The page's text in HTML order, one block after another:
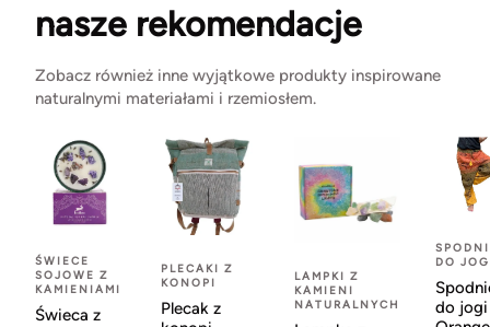
nasze rekomendacje
Zobacz również inne wyjątkowe produkty inspirowane
naturalnymi materiałami i rzemiosłem.
ŚWIECE
SOJOWE Z
KAMIENIAMI
Świeca z
PLECAKI Z
KONOPI
Plecak z
LAMPKI Z
KAMIENI
NATURALNYCH
DO
do